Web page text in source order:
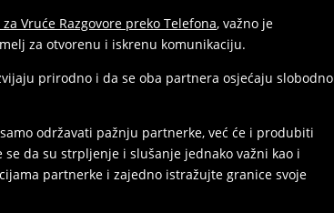
Vruće Razgovore preko Telefona, važno je
za otvorenu i iskrenu komunikaciju.
prirodno i da se oba partnera osjećaju slobodno
održavati pažnju partnerke, već će i produbiti
da su strpljenje i slušanje jednako važni kao i
partnerke i zajedno istražujte granice svoje